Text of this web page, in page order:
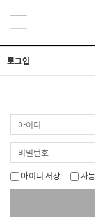
로그인
아이디 저장 자